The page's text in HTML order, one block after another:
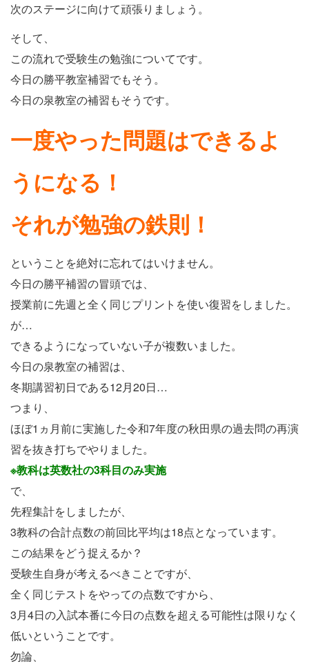
次のステージに向けて頑張りましょう。
そして、
この流れで受験生の勉強についてです。
今日の勝平教室補習でもそう。
今日の泉教室の補習もそうです。
一度やった問題はできるよ
うになる！
それが勉強の鉄則！
ということを絶対に忘れてはいけません。
今日の勝平補習の冒頭では、
授業前に先週と全く同じプリントを使い復習をしました。
が…
できるようになっていない子が複数いました。
今日の泉教室の補習は、
冬期講習初日である12月20日…
つまり、
ほぼ1ヵ月前に実施した令和7年度の秋田県の過去問の再演
習を抜き打ちでやりました。
※教科は英数社の3科目のみ実施
で、
先程集計をしましたが、
3教科の合計点数の前回比平均は18点となっています。
この結果をどう捉えるか？
受験生自身が考えるべきことですが、
全く同じテストをやっての点数ですから、
3月4日の入試本番に今日の点数を超える可能性は限りなく
低いということです。
勿論、